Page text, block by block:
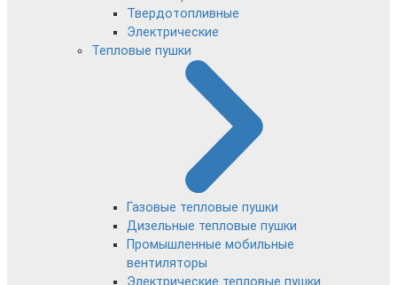
Твердотопливные
Электрические
Тепловые пушки
Газовые тепловые пушки
Дизельные тепловые пушки
Промышленные мобильные
вентиляторы
Электрические тепловые пушки